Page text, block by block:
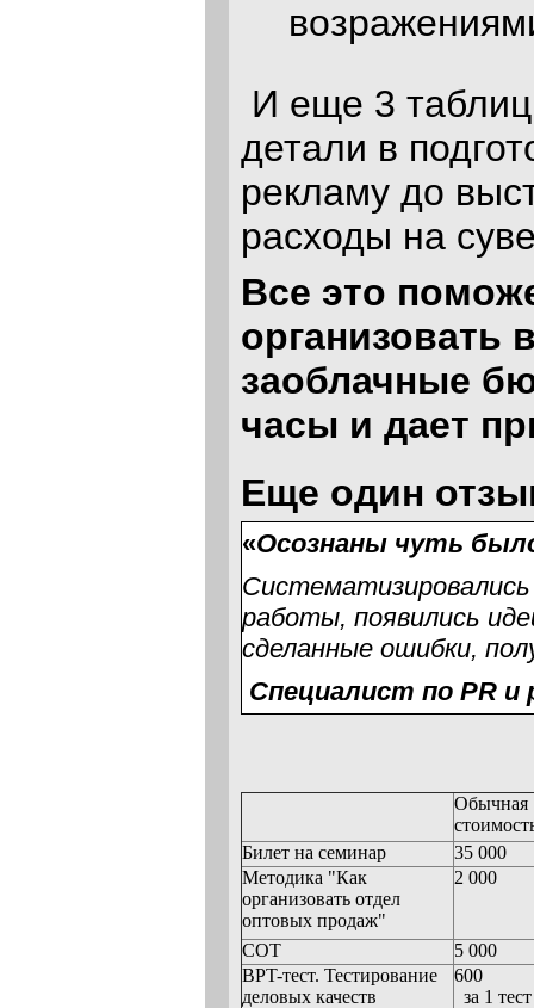
И еще 3
детали в
рекламу до
расходы на
Все это
организовать
заоблачные
часы и дает
Еще один
«Осознаны чуть
работы, появились
сделанные ошибки,
Специалист по PR и
Обычная
Билет на семинар
35 000
Методика "Как
организовать отдел
оптовых продаж"
2 000
СОТ
5 000
BPT-тест. Тестирование
деловых качеств
600
за 1 тест